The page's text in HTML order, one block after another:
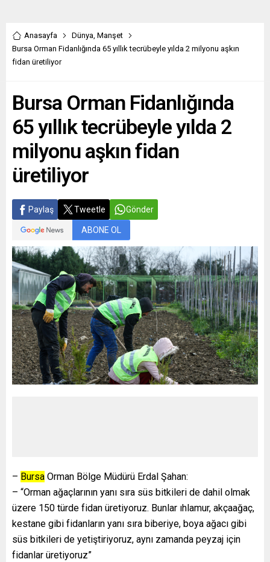
Anasayfa Dünya Manşet
Bursa Orman Fidanlığında 65 yıllık tecrübeyle yılda 2 milyonu aşkın
fidan üretiliyor
Bursa Orman Fidanlığında
65 yıllık tecrübeyle yılda 2
milyonu aşkın fidan
üretiliyor
Paylaş Tweetle Gönder
ABONE OL
– Bursa Orman Bölge Müdürü Erdal Şahan:
– “Orman ağaçlarının yanı sıra süs bitkileri de dahil olmak
üzere 150 türde fidan üretiyoruz. Bunlar ıhlamur, akçaağaç,
kestane gibi fidanların yanı sıra biberiye, boya ağacı gibi
süs bitkileri de yetiştiriyoruz, aynı zamanda peyzaj için
fidanlar üretiyoruz”